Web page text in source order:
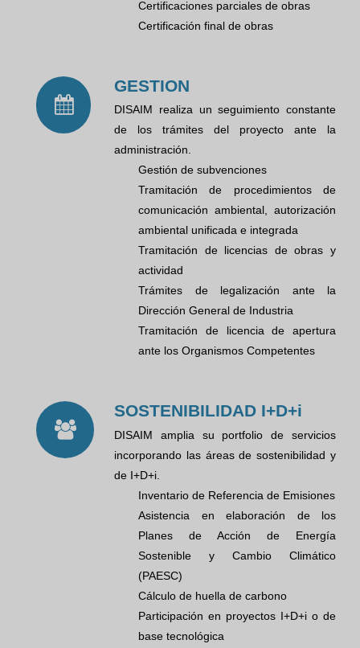
Certificaciones parciales de obras
Certificación final de obras
GESTION
DISAIM realiza un seguimiento constante
de los trámites del proyecto ante la
administración.
Gestión de subvenciones
Tramitación de procedimientos de
comunicación ambiental, autorización
ambiental unificada e integrada
Tramitación de licencias de obras y
actividad
Trámites de legalización ante la
Dirección General de Industria
Tramitación de licencia de apertura
ante los Organismos Competentes
SOSTENIBILIDAD I+D+i
DISAIM amplia su portfolio de servicios
incorporando las áreas de sostenibilidad y
de I+D+i.
Inventario de Referencia de Emisiones
Asistencia en elaboración de los
Planes de Acción de Energía
Sostenible y Cambio Climático
(PAESC)
Cálculo de huella de carbono
Participación en proyectos I+D+i o de
base tecnológica